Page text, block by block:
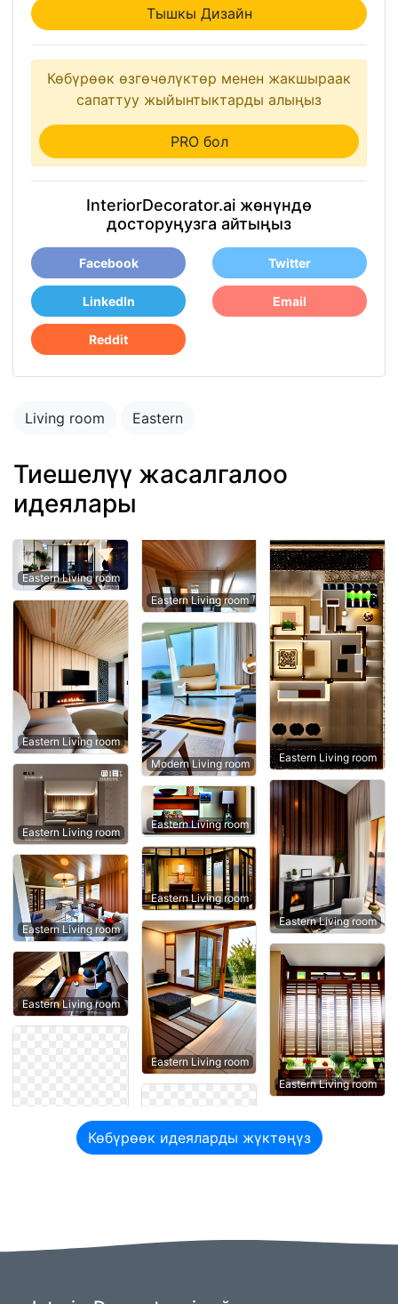
Тышкы Дизайн
Көбүрөөк өзгөчөлүктөр менен жакшыраак
сапаттуу жыйынтыктарды алыңыз
PRO бол
InteriorDecorator.ai жөнүндө
досторуңузга айтыңыз
Facebook Twitter
LinkedIn Email
Reddit
Living room Eastern
Тиешелүү жасалгалоо
идеялары
Eastern Living room
Eastern Living room
Eastern Living room
Eastern Living room
Eastern Living room
Eastern Living room
Modern Living room
Eastern Living room
Eastern Living room
Eastern Living room
Eastern Living room
Eastern Living room
Eastern Living room
Көбүрөөк идеяларды жүктөңүз